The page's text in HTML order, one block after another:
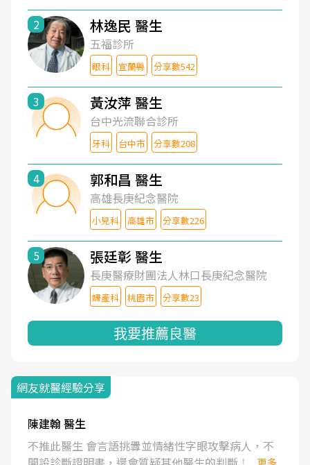
2 林逸民 醫生
五福診所
眼科 宜蘭縣 分享數542
3 黃汝萍 醫生
台中光流聯合診所
牙科 台中市 分享數208
4 郭和昌 醫生
高雄長庚紀念醫院
小兒科 高雄市 分享數226
5 張廷彰 醫生
長庚醫療財團法人林口長庚紀念醫院
婦產科 桃園市 分享數23
我要推薦良醫
網友就醫經驗分享
陳建翰 醫生
不推此醫生 會言語挑釁並情緒性字眼攻擊病人，不
更多